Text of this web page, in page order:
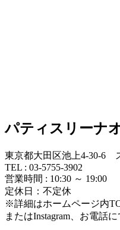
パティスリーナ
東京都大田区池上4-30-6
TEL : 03-5755-3902
営業時間 : 10:30 ～ 19:00
定休日：不定休
※詳細はホームページ内
またはInstagram、お電話